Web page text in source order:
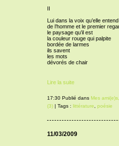
II
Lui dans la voix qu’elle entend
de l’homme et le premier
le paysage qu’il est
la couleur rouge qui palpite
bordée de larmes
ils savent
les mots
dévorés de chair
Lire la suite
17:30 Publié dans Mes
(3)| Tags : littérature poésie
11/03/2009